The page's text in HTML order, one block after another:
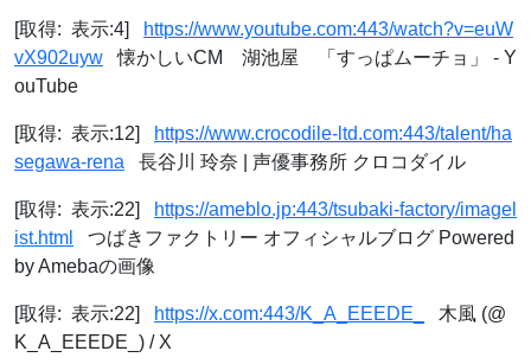
[取得: 表示:4]
https://www.youtube.com:443/watch?v=euW
vX902uyw 懐かしいCM 湖池屋 「すっぱムーチョ」 - Y
ouTube
[取得: 表示:12]
https://www.crocodile-ltd.com:443/talent/ha
segawa-rena 長谷川 玲奈 | 声優事務所 クロコダイル
[取得: 表示:22]
https://ameblo.jp:443/tsubaki-factory/imagel
ist.html
つばきファクトリー オフィシャルブログ Powered
by Amebaの画像
[取得: 表示:22] https://x.com:443/K_A_EEEDE_
木風 (@
K_A_EEEDE_) / X